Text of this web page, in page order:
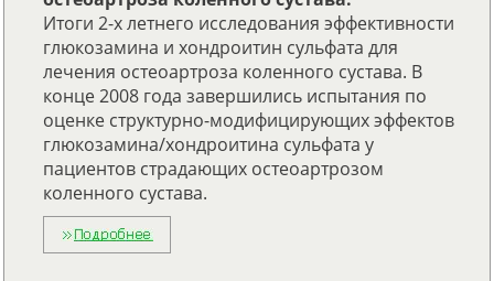
Итоги 2-х летнего исследования эффективности
глюкозамина и хондроитин сульфата для
лечения остеоартроза коленного сустава. В
конце 2008 года завершились испытания по
оценке структурно-модифицирующих эффектов
глюкозамина/хондроитина сульфата у
пациентов страдающих остеоартрозом
коленного сустава.